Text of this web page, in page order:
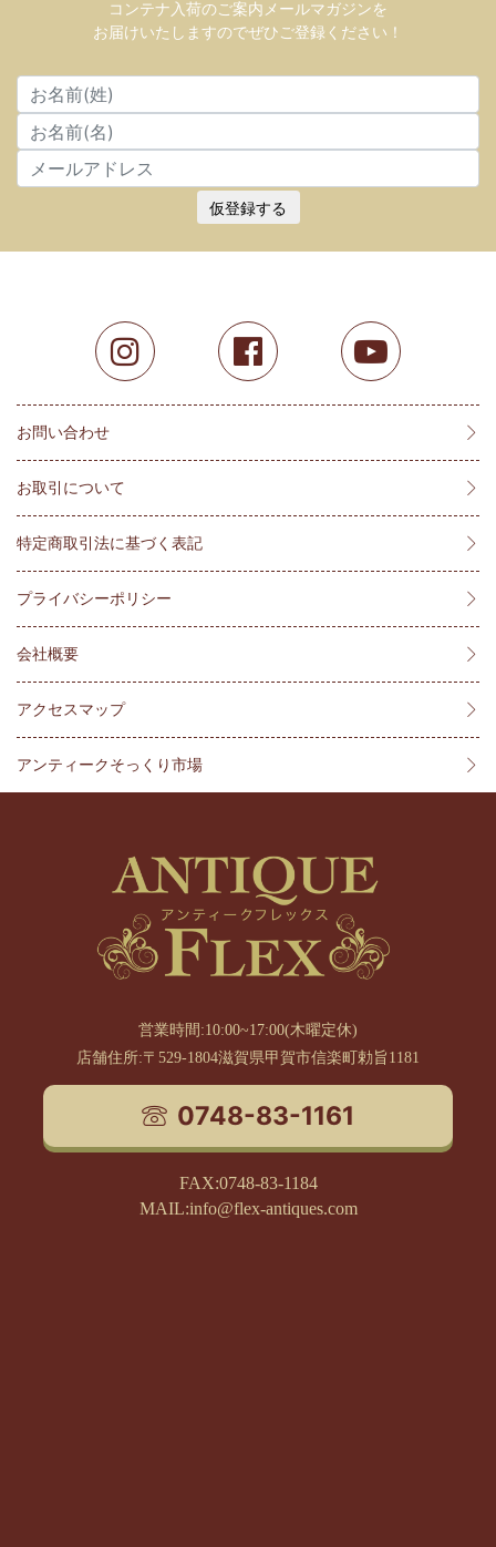
コンテナ入荷のご案内メールマガジンを
お届けいたしますのでぜひご登録ください！
仮登録する
お問い合わせ
お取引について
特定商取引法に基づく表記
プライバシーポリシー
会社概要
アクセスマップ
アンティークそっくり市場
営業時間:10:00~17:00(木曜定休)
店舗住所:〒529-1804滋賀県甲賀市信楽町勅旨1181
0748-83-1161
FAX:0748-83-1184
MAIL:info@flex-antiques.com